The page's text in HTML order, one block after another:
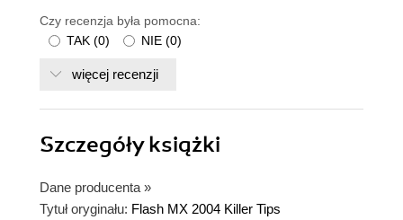
Czy recenzja była pomocna:
TAK (0) NIE (0)
więcej recenzji
Szczegółyksiążki
Dane producenta »
Tytuł oryginału: Flash MX 2004 Killer Tips